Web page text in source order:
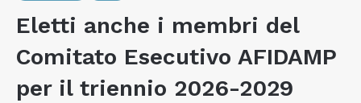
Eletti anche i membri del
Comitato Esecutivo AFIDAMP
per il triennio 2026-2029